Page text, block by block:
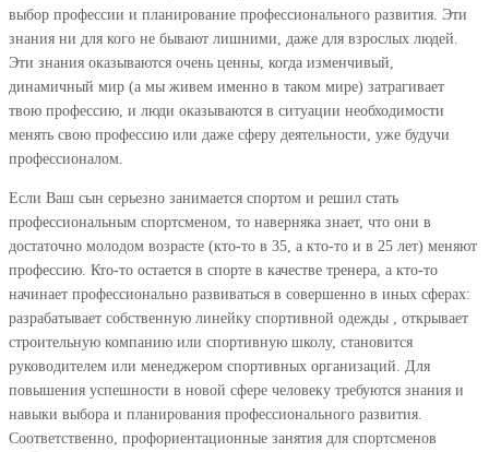
выбор профессии и планирование профессионального развития. Эти
знания ни для кого не бывают лишними, даже для взрослых людей.
Эти знания оказываются очень ценны, когда изменчивый,
динамичный мир (а мы живем именно в таком мире) затрагивает
твою профессию, и люди оказываются в ситуации необходимости
менять свою профессию или даже сферу деятельности, уже будучи
профессионалом.
Если Ваш сын серьезно занимается спортом и решил стать
профессиональным спортсменом, то наверняка знает, что они в
достаточно молодом возрасте (кто-то в 35, а кто-то и в 25 лет) меняют
профессию. Кто-то остается в спорте в качестве тренера, а кто-то
начинает профессионально развиваться в совершенно в иных сферах:
разрабатывает собственную линейку спортивной одежды , открывает
строительную компанию или спортивную школу, становится
руководителем или менеджером спортивных организаций. Для
повышения успешности в новой сфере человеку требуются знания и
навыки выбора и планирования профессионального развития.
Соответственно, профориентационные занятия для спортсменов